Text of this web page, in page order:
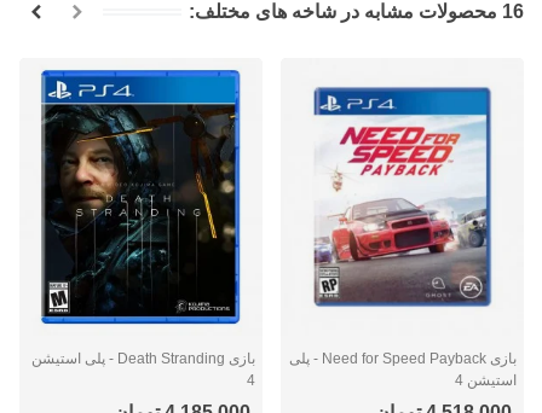
16 محصولات مشابه در شاخه های مختلف:
بازی Need for Speed Payback - پلی
استیشن 4
بازی Death Stranding - پلی استیشن
4